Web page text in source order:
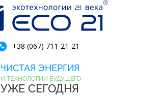
+38 (067) 711-21-21
ЧИСТАЯ ЭНЕРГИЯ
И ТЕХНОЛОГИИ БУДУЩЕГО
УЖЕ СЕГОДНЯ